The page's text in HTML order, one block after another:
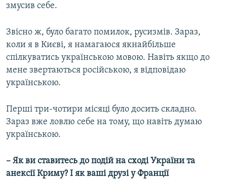
змусив себе.
Звісно ж, було багато помилок, русизмів. Зараз,
коли я в Києві, я намагаюся якнайбільше
спілкуватись українською мовою. Навіть якщо до
мене звертаються російською, я відповідаю
українською.
Перші три-чотири місяці було досить складно.
Зараз вже ловлю себе на тому, що навіть думаю
українською.
– Як ви ставитесь до подій на сході України та
анексії Криму? І як ваші друзі у Франції